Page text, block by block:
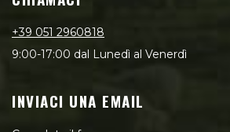
+39 051 2960818
9:00-17:00 dal Lunedì al Venerdì
INVIACI UNA EMAIL